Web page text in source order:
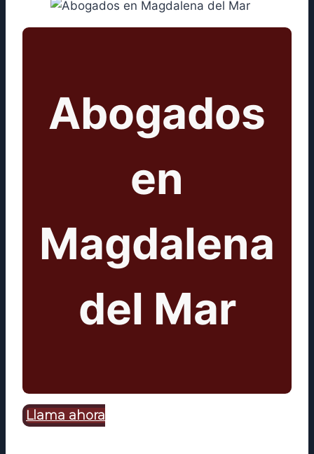
Abogados
en
Magdalena
del Mar
Llama ahora